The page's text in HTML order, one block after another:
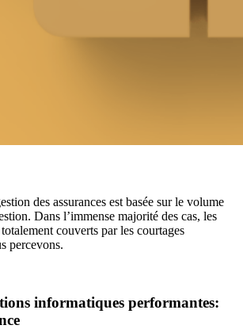
des assurances est basée sur le volume
Dans l’immense majorité des cas, les
couverts par les courtages
percevons.
informatiques performantes: